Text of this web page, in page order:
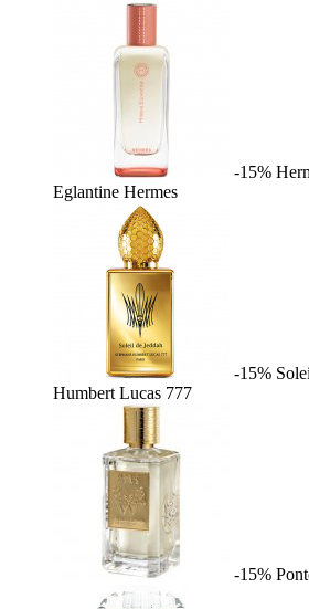
-15%
Eglantine Hermes
-15%
Humbert Lucas 777
-15%